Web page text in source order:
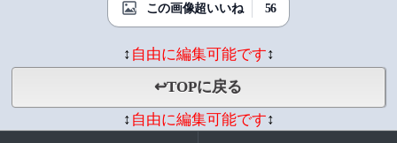
この画像超いいね 56
↕ 自由に編集可能です↕
↩TOPに戻る
↕ 自由に編集可能です↕